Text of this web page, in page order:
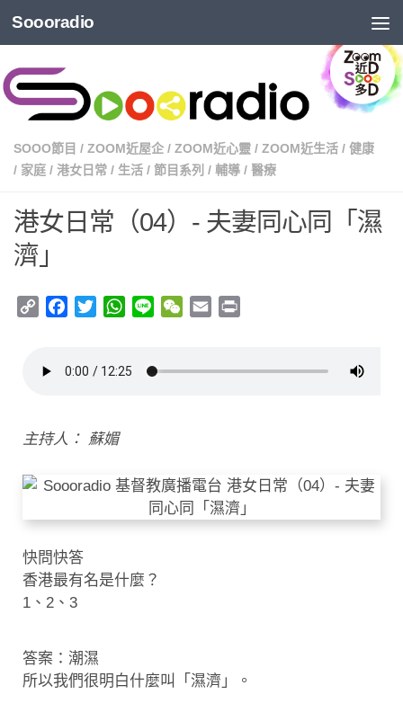
Soooradio
SOOO節目 / ZOOM近屋企 / ZOOM近心靈 / ZOOM近生活 / 健康
/ 家庭 / 港女日常 / 生活 / 節目系列 / 輔導 / 醫療
港女日常（04）- 夫妻同心同「濕
濟」
Copy
Facebook
TwitterWhatsApp
Line WeChat
Email
主持人： 蘇媚
快問快答
香港最有名是什麼？
1、2、3
答案：潮濕
所以我們很明白什麼叫「濕濟」。